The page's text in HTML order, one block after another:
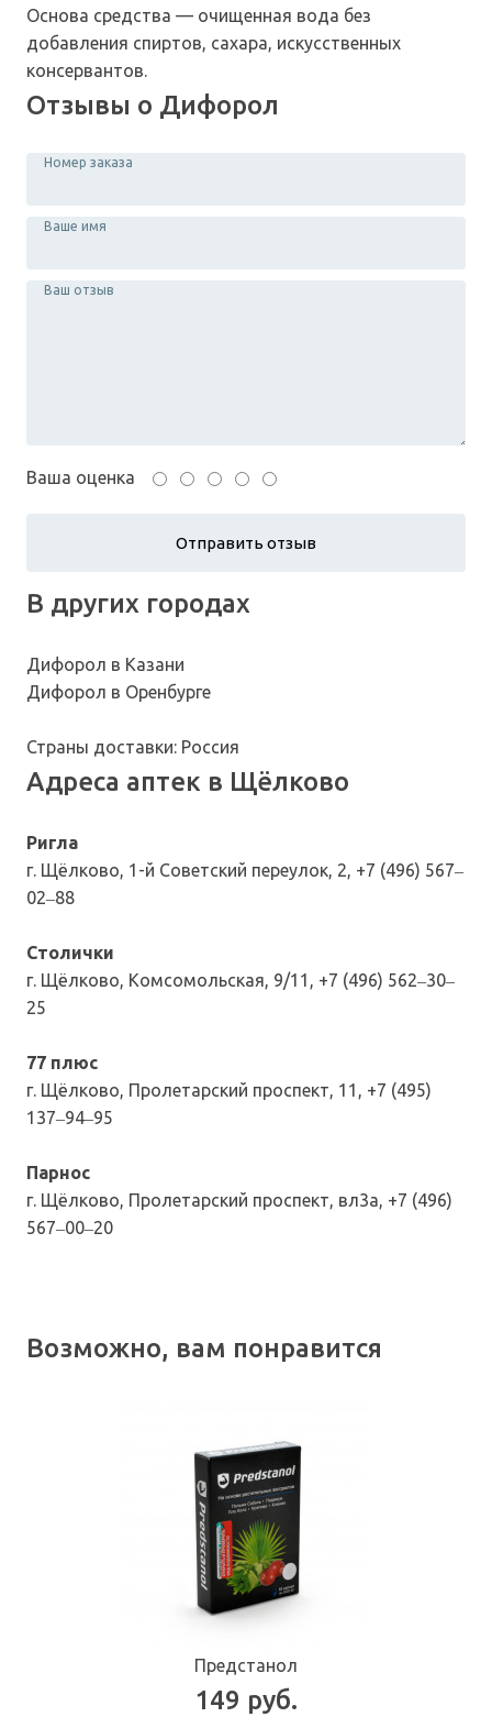
Основа средства — очищенная вода без
добавления спиртов, сахара, искусственных
консервантов.
Отзывы о Дифорол
Номер заказа
Ваше имя
Ваш отзыв
Ваша оценка
В других городах
Дифорол в Казани
Дифорол в Оренбурге
Страны доставки: Россия
Адреса аптек в Щёлково
Ригла
г. Щёлково, 1-й Советский переулок, 2, +7 (496) 567‒
02‒88
Столички
г. Щёлково, Комсомольская, 9/11, +7 (496) 562‒30‒
25
77 плюс
г. Щёлково, Пролетарский проспект, 11, +7 (495)
137‒94‒95
Парнос
г. Щёлково, Пролетарский проспект, вл3а, +7 (496)
567‒00‒20
Возможно, вам понравится
Предстанол
149 руб.